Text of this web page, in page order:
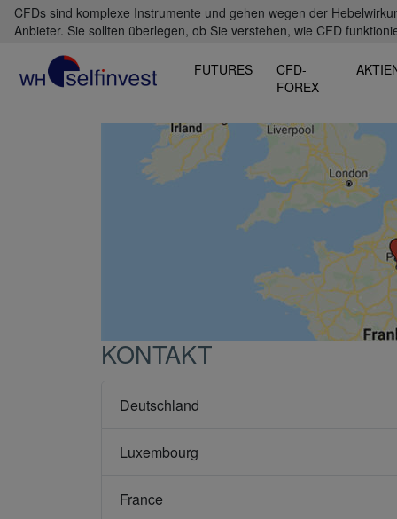
CFDs sind komplexe Instrumente und gehen wegen der
Anbieter. Sie sollten überlegen, ob Sie verstehen, wie CFD
FUTURES
CFD-
FOREX
KONTAKT
Deutschland
Luxembourg
France